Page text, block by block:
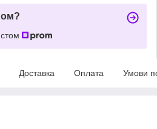
Доставка Оплата Умови